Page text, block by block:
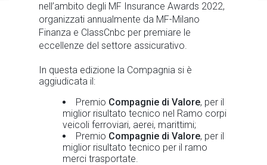
nell’ambito degli MF Insurance Awards 2022,
organizzati annualmente da MF-Milano
Finanza e ClassCnbc per premiare le
eccellenze del settore assicurativo.
In questa edizione la Compagnia si è
aggiudicata il:
Premio Compagnie di Valore, per il
miglior risultato tecnico nel Ramo corpi
veicoli ferroviari, aerei, marittimi;
Premio Compagnie di Valore, per il
miglior risultato tecnico per il ramo
merci trasportate.